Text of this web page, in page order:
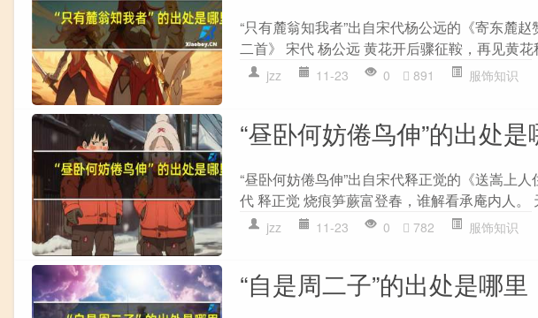
“只有麓翁知我者”出自宋代杨公远的《寄东麓
二首》 宋代 杨公远 黄花开后骤征鞍，再见黄花
jzz 11-23 0 891 服饰知识
“昼卧何妨倦鸟伸”的出处是
“昼卧何妨倦鸟伸”出自宋代释正觉的《送嵩上
代 释正觉 烧痕笋蕨富登春，谁解看承庵内人。
jzz 11-23 0 782 服饰知识
“自是周二子”的出处是哪里